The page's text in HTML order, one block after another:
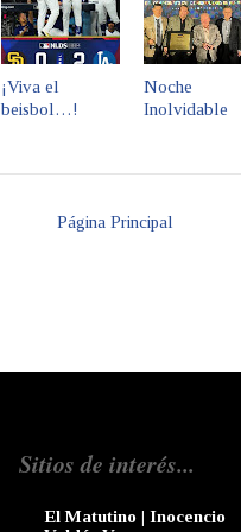
¡Viva el
beisbol…!
Noche
Inolvidable
Página Principal
Sitios de interés...
El Matutino | Inocencio